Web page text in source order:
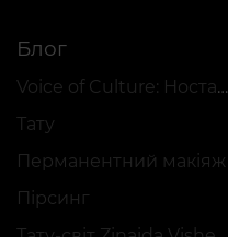
Блог
Voice of Culture: Ностальгія за 2000-ми
Тату
Перманентний макіяж
Пірсинг